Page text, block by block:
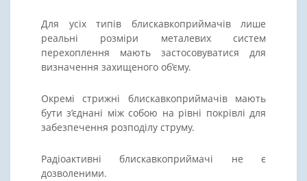
Для усіх типів блискавкоприймачів лише
реальні розміри металевих систем
перехоплення мають застосовуватися для
визначення захищеного об’єму.
Окремі стрижні блискавкоприймачів мають
бути з’єднані між собою на рівні покрівлі для
забезпечення розподілу струму.
Радіоактивні блискавкоприймачі не є
дозволеними.